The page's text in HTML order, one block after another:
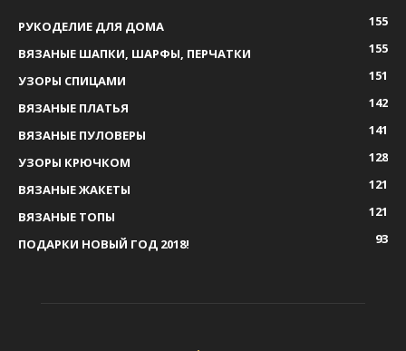
РУКОДЕЛИЕ ДЛЯ ДОМА
155
ВЯЗАНЫЕ ШАПКИ, ШАРФЫ, ПЕРЧАТКИ
155
УЗОРЫ СПИЦАМИ
151
ВЯЗАНЫЕ ПЛАТЬЯ
142
ВЯЗАНЫЕ ПУЛОВЕРЫ
141
УЗОРЫ КРЮЧКОМ
128
ВЯЗАНЫЕ ЖАКЕТЫ
121
ВЯЗАНЫЕ ТОПЫ
121
ПОДАРКИ НОВЫЙ ГОД 2018!
93